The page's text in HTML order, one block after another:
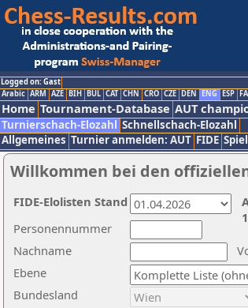
Logged on: Gast
Arabic ARM AZE BIH BUL CAT CHN CRO CZE DEN ENG ESP
Home Tournament-Database AUT
Turnierschach-Elozahl Schnellschach-Elozahl
Allgemeines Turnier anmelden: AUT FIDE
Willkommen bei den
Nachname
Ebene
Personennummer
Bundesland
FIDE-Elolisten Stand